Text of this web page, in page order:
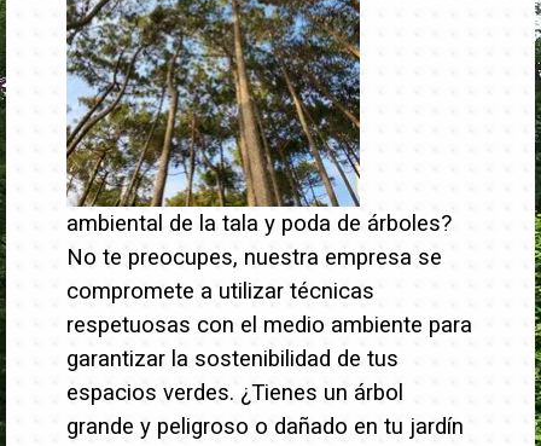
ambiental de la tala y poda de árboles?
No te preocupes, nuestra empresa se
compromete a utilizar técnicas
respetuosas con el medio ambiente para
garantizar la sostenibilidad de tus
espacios verdes. ¿Tienes un árbol
grande y peligroso o dañado en tu jardín